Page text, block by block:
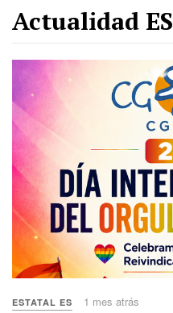
Actualidad ES
ESTATAL ES 1 mes atrás